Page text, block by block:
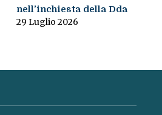
nell’inchiesta della Dda
29 Luglio 2026